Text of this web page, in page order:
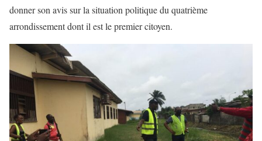
donner son avis sur la situation politique du quatrième
arrondissement dont il est le premier citoyen.